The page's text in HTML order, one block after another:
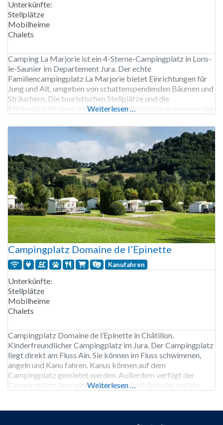
Unterkünfte:
Stellplätze
Mobilheime
Chalets
Camping La Marjorie ist ein 4-Sterne-Campingplatz in Lons-
le-Saunier im Departement Jura. Der echte
Familiencampingplatz La Marjorie bietet Einrichtungen für
Jung und Alt, umgeben von schattenspendenden Bäumen und
Sträuchern. Die touristischen Stellplätze und die
Mietmöglichkeiten sind durch Nadelholzhecken voneinander
und Mahlzeiten. Für kleine Einkäufe steht Ihnen der Laden
des Campingplatzes zur Verfügung. Der
Weiterlesen …
Campingplatz Domaine de l’Epinette
Kanufahren
Unterkünfte:
Stellplätze
Mobilheime
Chalets
Campingplatz Domaine de l’Epinette in Châtillon.
Kinderfreundlicher Campingplatz im Jura. Der Campingplatz
liegt direkt am Fluss Ain. Sie können im Fluss schwimmen,
angeln und Kanu fahren. Kanus können auf dem
Campingplatz gemietet werden. Außerdem verfügt der
Campingplatz über einen Außenpool mit Rutsche und ein
Weiterlesen …